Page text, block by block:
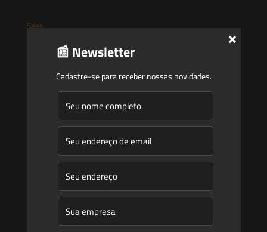
Saes
Início
Quem Somos
Atuação
Equipe
Newsletter
Publicações
Artigos
Informativos
📰 Newsletter
Cadastre-se para receber nossas novidades.
×